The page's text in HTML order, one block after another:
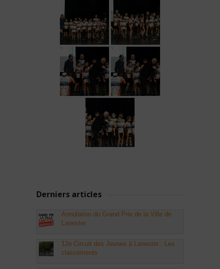
Derniers articles
Annulation du Grand Prix de la Ville de
Lanester
12e Circuit des Jeunes à Lanester : Les
classements